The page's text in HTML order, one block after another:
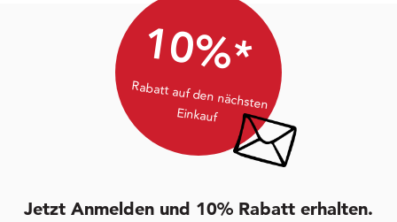
10%*
Rabatt auf den nächsten
Einkauf
Jetzt Anmelden und 10% Rabatt erhalten.